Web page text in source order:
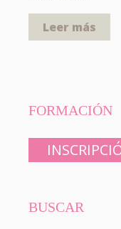
Leer más
FORMACIÓN
BUSCAR